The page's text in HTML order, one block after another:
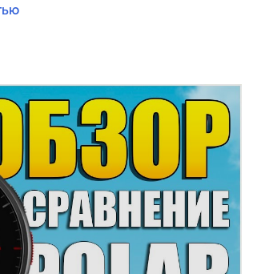
предустановлено более 130
силовые тренировки, фитнес
Glass и удобные кнопки
Время автономной работы с
часов, а в режиме часов с